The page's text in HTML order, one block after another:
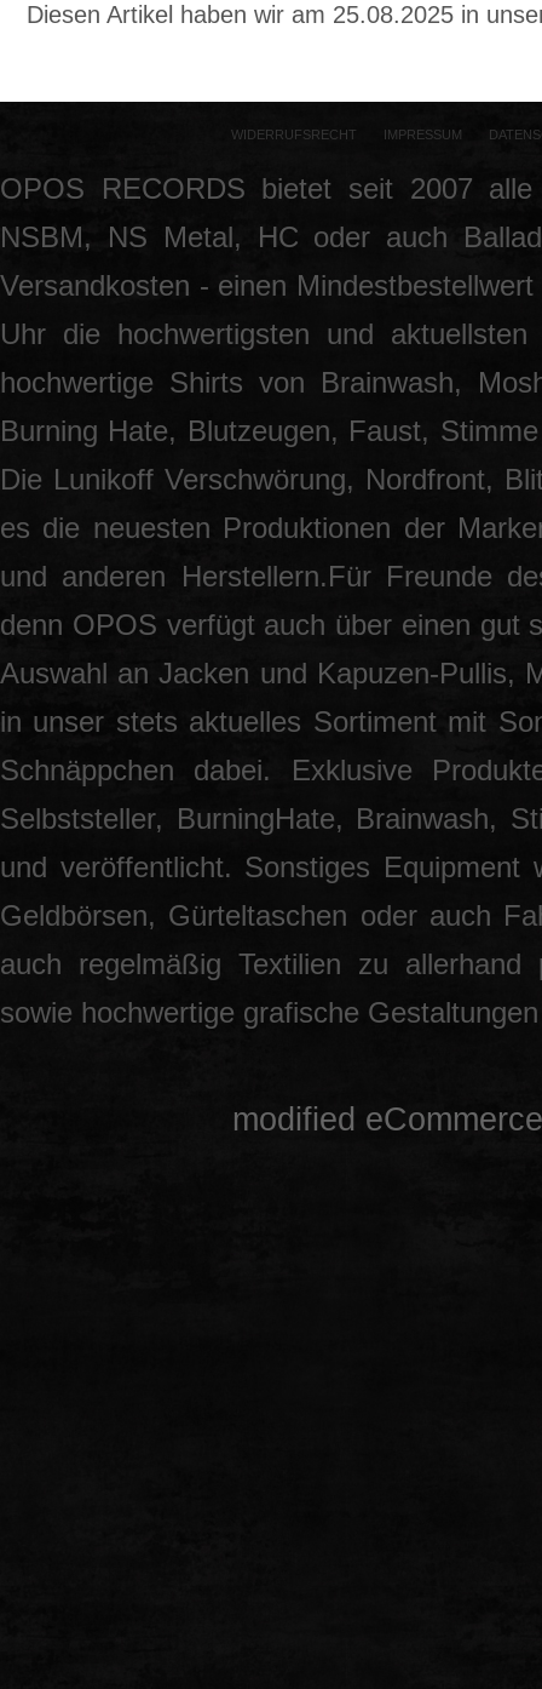
Diesen Artikel haben wir am 25.08.2025 in
WIDERRUFSRECHT IMPRESSUM
OPOS RECORDS bietet seit 2007
NSBM, NS Metal, HC oder auch
Versandkosten - einen
Uhr die hochwertigsten und
hochwertige Shirts von Brainwash,
Burning Hate, Blutzeugen, Faust,
Die Lunikoff Verschwörung, Nordfront,
es die neuesten Produktionen der
und anderen Herstellern.Für Freunde
denn OPOS verfügt auch über einen gut
Auswahl an Jacken und Kapuzen-Pullis,
in unser stets aktuelles Sortiment mit
Schnäppchen dabei. Exklusive
Selbststeller, BurningHate, Brainwash,
und veröffentlicht. Sonstiges Equipment
Geldbörsen, Gürteltaschen oder auch
auch regelmäßig Textilien zu allerhand
sowie hochwertige grafische
mod ified